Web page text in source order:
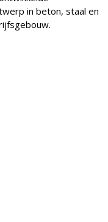
in beton, staal en